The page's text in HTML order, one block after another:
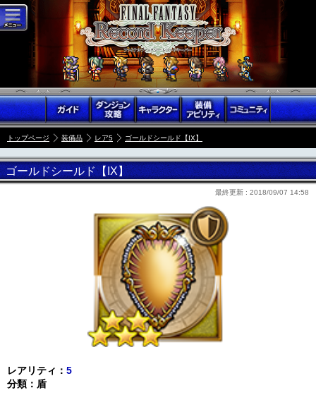
トップページ 装備品 レア5 ゴールドシールド【IX】
ゴールドシールド【IX】
最終更新 : 2018/09/07 14:58
レアリティ： 5
分類：盾